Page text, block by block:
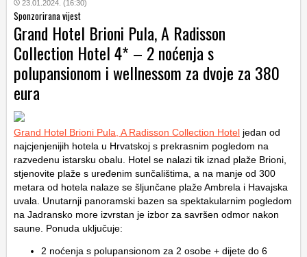
23.01.2024. (16:30)
Sponzorirana vijest
Grand Hotel Brioni Pula, A Radisson
Collection Hotel 4* – 2 noćenja s
polupansionom i wellnessom za dvoje za 380
eura
Grand Hotel Brioni Pula, A Radisson Collection Hotel jedan od
najcjenjenijih hotela u Hrvatskoj s prekrasnim pogledom na
razvedenu istarsku obalu. Hotel se nalazi tik iznad plaže Brioni,
stjenovite plaže s uređenim sunčalištima, a na manje od 300
metara od hotela nalaze se šljunčane plaže Ambrela i Havajska
uvala. Unutarnji panoramski bazen sa spektakularnim pogledom
na Jadransko more izvrstan je izbor za savršen odmor nakon
saune. Ponuda uključuje:
2 noćenja s polupansionom za 2 osobe + dijete do 6